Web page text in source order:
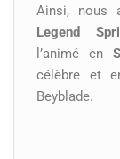
Ainsi, nous
Legend
l’animé en
célèbre et
Beyblade.